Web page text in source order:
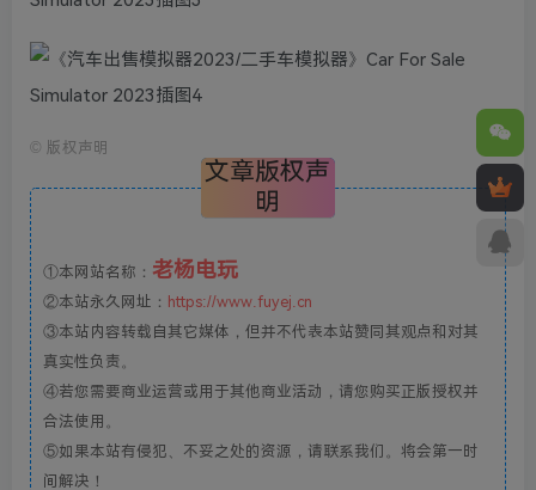
© 版权声明
文章版权声
明
①本网站名称： 老杨电玩
②本站永久网址： https://www.fuyej.cn
③本站内容转载自其它媒体，但并不代表本站赞同其观点和对其
真实性负责。
④若您需要商业运营或用于其他商业活动，请您购买正版授权并
合法使用。
⑤如果本站有侵犯、不妥之处的资源，请联系我们。将会第一时
间解决！